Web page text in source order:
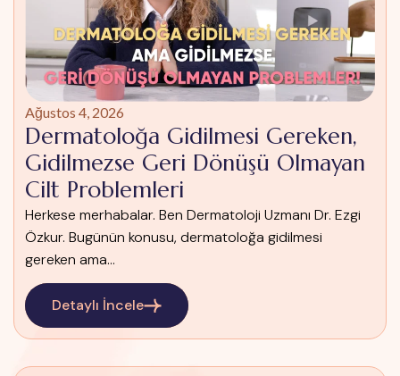
Ağustos 4, 2026
Dermatoloğa Gidilmesi Gereken,
Gidilmezse Geri Dönüşü Olmayan
Cilt Problemleri
Herkese merhabalar. Ben Dermatoloji Uzmanı Dr. Ezgi
Özkur. Bugünün konusu, dermatoloğa gidilmesi
gereken ama...
Detaylı İncele